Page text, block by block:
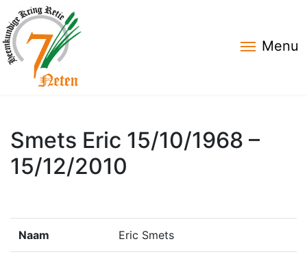
Menu
Smets Eric 15/10/1968 –
15/12/2010
Naam Eric Smets